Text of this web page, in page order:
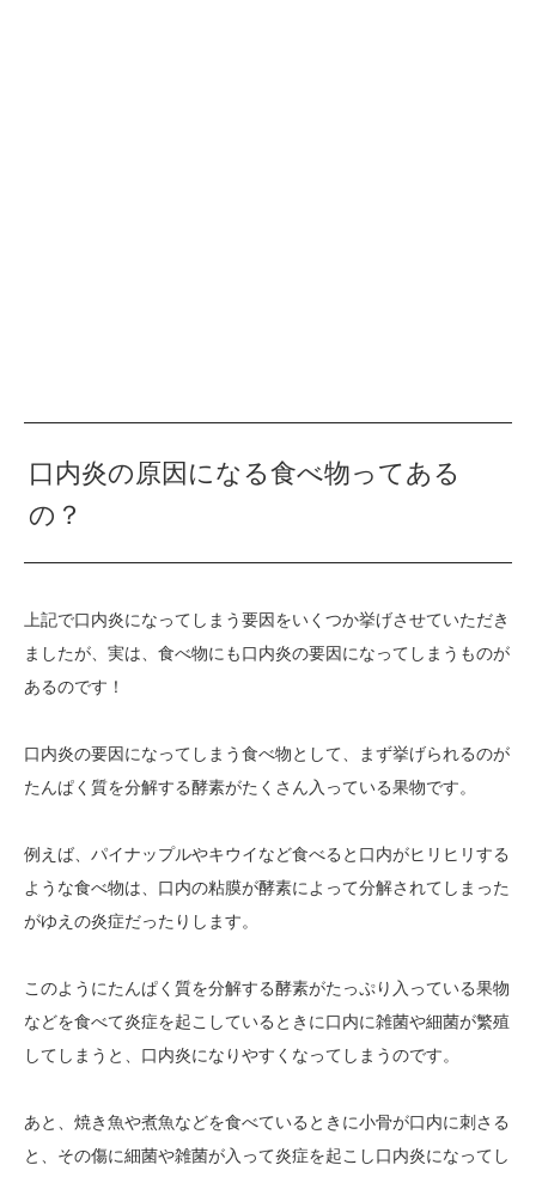
口内炎の原因になる食べ物ってある
の？
上記で口内炎になってしまう要因をいくつか挙げさせていただき
ましたが、実は、食べ物にも口内炎の要因になってしまうものが
あるのです！
口内炎の要因になってしまう食べ物として、まず挙げられるのが
たんぱく質を分解する酵素がたくさん入っている果物です。
例えば、パイナップルやキウイなど食べると口内がヒリヒリする
ような食べ物は、口内の粘膜が酵素によって分解されてしまった
がゆえの炎症だったりします。
このようにたんぱく質を分解する酵素がたっぷり入っている果物
などを食べて炎症を起こしているときに口内に雑菌や細菌が繁殖
してしまうと、口内炎になりやすくなってしまうのです。
あと、焼き魚や煮魚などを食べているときに小骨が口内に刺さる
と、その傷に細菌や雑菌が入って炎症を起こし口内炎になってし